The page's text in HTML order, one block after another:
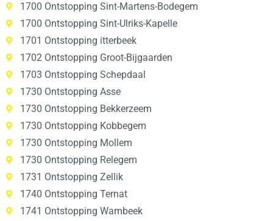
1700 Ontstopping Sint-Martens-Bodegem
1700 Ontstopping Sint-Ulriks-Kapelle
1701 Ontstopping itterbeek
1702 Ontstopping Groot-Bijgaarden
1703 Ontstopping Schepdaal
1730 Ontstopping Asse
1730 Ontstopping Bekkerzeem
1730 Ontstopping Kobbegem
1730 Ontstopping Mollem
1730 Ontstopping Relegem
1731 Ontstopping Zellik
1740 Ontstopping Ternat
1741 Ontstopping Wambeek